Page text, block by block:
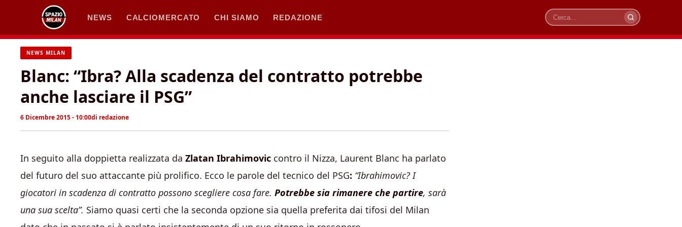
contenuto
NEWS CALCIOMERCATO CHI SIAMO REDAZIONE
Cerca
NEWS MILAN
Blanc: “Ibra? Alla scadenza del contratto potrebbe
anche lasciare il PSG”
6 Dicembre 2015 - 10:00di redazione
In seguito alla doppietta realizzata da Zlatan Ibrahimovic contro il Nizza, Laurent Blanc ha parlato
del futuro del suo attaccante più prolifico. Ecco le parole del tecnico del PSG: “Ibrahimovic? I
giocatori in scadenza di contratto possono scegliere cosa fare. Potrebbe sia rimanere che partire, sarà
una sua scelta”. Siamo quasi certi che la seconda opzione sia quella preferita dai tifosi del Milan